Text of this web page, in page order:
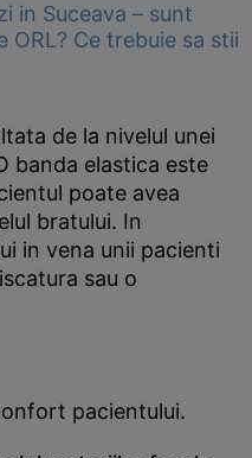
in Suceava – sunt
ORL? Ce trebuie sa stii
de la nivelul unei
banda elastica este
poate avea
bratului. In
in vena unii pacienti
sau o
pacientului.